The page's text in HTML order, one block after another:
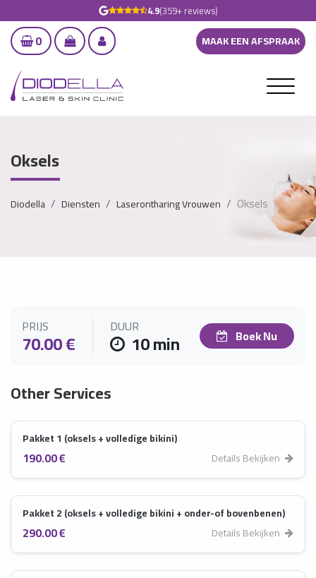
4.9(359+ reviews)
0 MAAK EEN AFSPRAAK
Oksels
Diodella Diensten Laserontharing Vrouwen Oksels
PRIJS
70.00 €
DUUR
10 min Boek Nu
Other Services
Pakket 1 (oksels + volledige bikini)
190.00 € Details Bekijken
Pakket 2 (oksels + volledige bikini + onder-of bovenbenen)
290.00 € Details Bekijken